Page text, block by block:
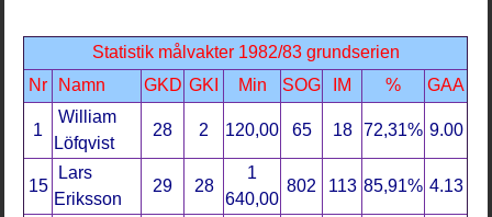
Statistik målvakter 1982/83 grundserien
Nr
Namn GKD GKI Min SOG IM % GAA
1
William
Löfqvist
28 2 120,00 65 18 72,31% 9.00
15
Lars
Eriksson
29 28
1
640,00
802 113 85,91% 4.13